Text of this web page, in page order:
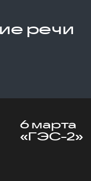
речи
6 марта
«ГЭС-2»